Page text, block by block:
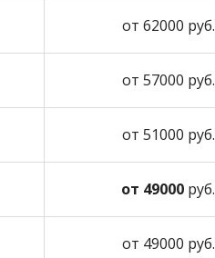
от 62000 руб.
от 57000 руб.
от 51000 руб.
от 49000 руб.
от 49000 руб.